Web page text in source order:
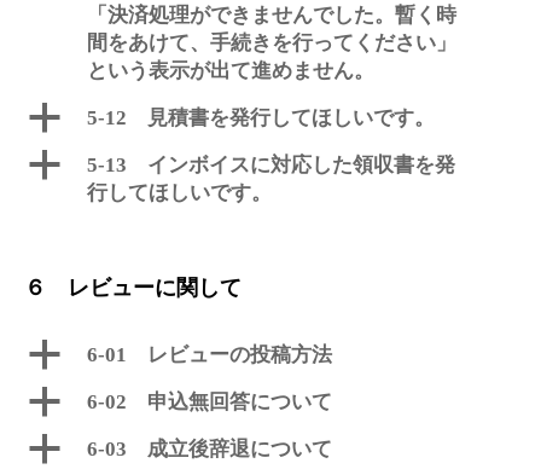
「決済処理ができませんでした。暫く時
間をあけて、手続きを行ってください」
という表示が出て進めません。
a 5-12 見積書を発行してほしいです。
a
5-13 インボイスに対応した領収書を発
行してほしいです。
６ レビューに関して
a 6-01 レビューの投稿方法
a 6-02 申込無回答について
a 6-03 成立後辞退について